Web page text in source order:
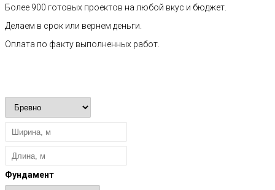
Более 900 готовых проектов на любой вкус и бюджет.
Делаем в срок или вернем деньги.
Оплата по факту выполненных работ.
Фундамент